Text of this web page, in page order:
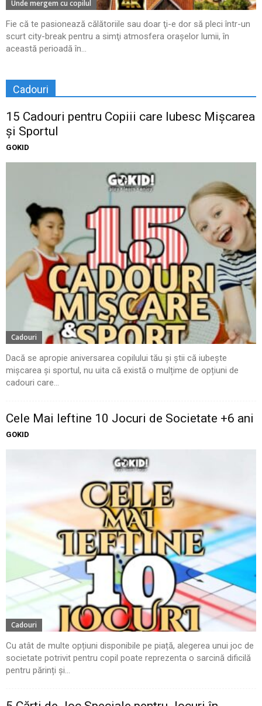
Unde mergem cu copilul
Fie că te pasionează călătoriile sau doar ţi-e dor să pleci într-un
scurt city-break pentru a simţi atmosfera oraşelor lumii, în
această perioadă în...
Cadouri
15 Cadouri pentru Copiii care Iubesc Mișcarea
și Sportul
GOKID
Cadouri
Dacă se apropie aniversarea copilului tău și știi că iubește
mișcarea și sportul, nu uita că există o mulțime de opțiuni de
cadouri care...
Cele Mai Ieftine 10 Jocuri de Societate +6 ani
GOKID
Cadouri
Cu atât de multe opțiuni disponibile pe piață, alegerea unui joc de
societate potrivit pentru copil poate reprezenta o sarcină dificilă
pentru părinți și...